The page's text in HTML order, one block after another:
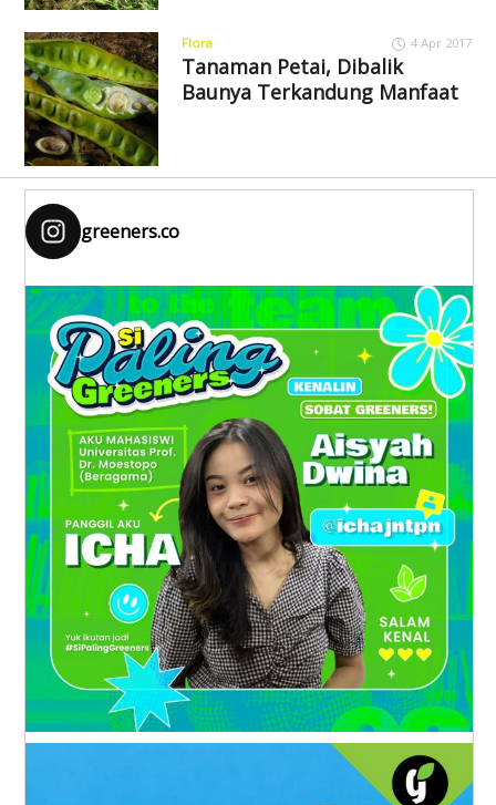
Flora 4 Apr 2017
Tanaman Petai, Dibalik
Baunya Terkandung Manfaat
greeners.co